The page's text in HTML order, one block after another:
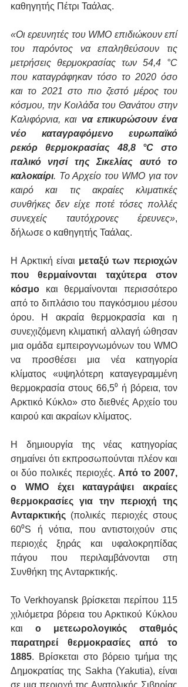
καθηγητής Πέτρι Ταάλας.
«Οι ερευνητές του WMO επιδιώκουν επί
του παρόντος να επαληθεύσουν τις
μετρήσεις θερμοκρασίας των 54,4 °C
που καταγράφηκαν τόσο το 2020 όσο
και το 2021 στο πιο ζεστό μέρος του
κόσμου, την Κοιλάδα του Θανάτου στην
Καλιφόρνια, και να επικυρώσουν ένα
νέο καταγραφόμενο ευρωπαϊκό
ρεκόρ θερμοκρασίας 48,8 °C στο
ιταλικό νησί της Σικελίας αυτό το
καλοκαίρι. Το Αρχείο του WMO για τον
καιρό και τις ακραίες κλιματικές
συνθήκες δεν είχε ποτέ τόσες πολλές
συνεχείς ταυτόχρονες έρευνες»,
δήλωσε ο καθηγητής Ταάλας.
Η Αρκτική είναι μεταξύ των περιοχών
που θερμαίνονται ταχύτερα στον
κόσμο και θερμαίνονται περισσότερο
από το διπλάσιο του παγκόσμιου μέσου
όρου. Η ακραία θερμοκρασία και η
συνεχιζόμενη κλιματική αλλαγή ώθησαν
μια ομάδα εμπειρογνωμόνων του WMO
να προσθέσει μια νέα κατηγορία
κλίματος «υψηλότερη καταγεγραμμένη
θερμοκρασία στους 66,5⁰ ή βόρεια, τον
Αρκτικό Κύκλο» στο διεθνές Αρχείο του
καιρού και ακραίων κλίματος.
Η δημιουργία της νέας κατηγορίας
σημαίνει ότι εκπροσωπούνται πλέον και
οι δύο πολικές περιοχές. Από το 2007,
ο WMO έχει καταγράψει ακραίες
θερμοκρασίες για την περιοχή της
Ανταρκτικής (πολικές περιοχές στους
60⁰S ή νότια, που αντιστοιχούν στις
περιοχές ξηράς και υφαλοκρηπίδας
πάγου που περιλαμβάνονται στη
Συνθήκη της Ανταρκτικής.
Το Verkhoyansk βρίσκεται περίπου 115
χιλιόμετρα βόρεια του Αρκτικού Κύκλου
και ο μετεωρολογικός σταθμός
παρατηρεί θερμοκρασίες από το
1885. Βρίσκεται στο βόρειο τμήμα της
Δημοκρατίας της Sakha (Yakutia), είναι
σε μια περιοχή της Ανατολικής Σιβηρίας